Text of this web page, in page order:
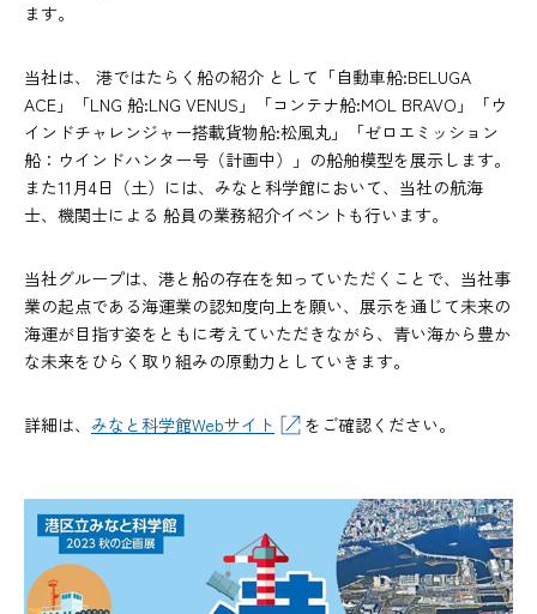
ます。
当社は、 港ではたらく船の紹介 として「自動車船:BELUGA
ACE」「LNG 船:LNG VENUS」「コンテナ船:MOL BRAVO」「ウ
インドチャレンジャー搭載貨物船:松風丸」「ゼロエミッション
船：ウインドハンター号（計画中）」の船舶模型を展示します。
また11月4日（土）には、みなと科学館において、当社の航海
士、機関士による 船員の業務紹介イベントも行います。
当社グループは、港と船の存在を知っていただくことで、当社事
業の起点である海運業の認知度向上を願い、展示を通じて未来の
海運が目指す姿をともに考えていただきながら、青い海から豊か
な未来をひらく取り組みの原動力としていきます。
詳細は、 みなと科学館Webサイト をご確認ください。